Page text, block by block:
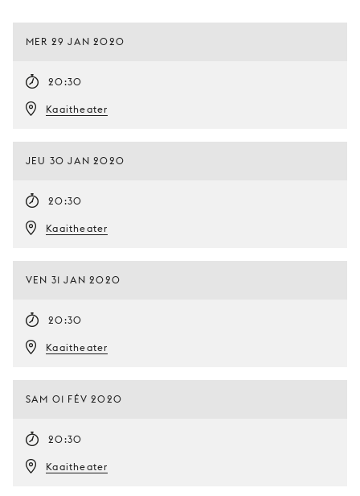
MER 29 JAN 2020
20:30
Kaaitheater
JEU 30 JAN 2020
20:30
Kaaitheater
VEN 31 JAN 2020
20:30
Kaaitheater
SAM 01 FÉV 2020
20:30
Kaaitheater